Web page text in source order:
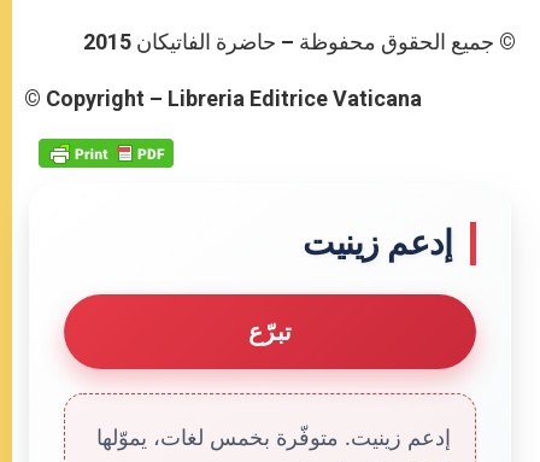
© جميع الحقوق محفوظة – حاضرة الفاتيكان 2015
© Copyright – Libreria Editrice Vaticana
إدعم زينيت
تبرّع
إدعم زينيت. متوفّرة بخمس لغات، يموّلها